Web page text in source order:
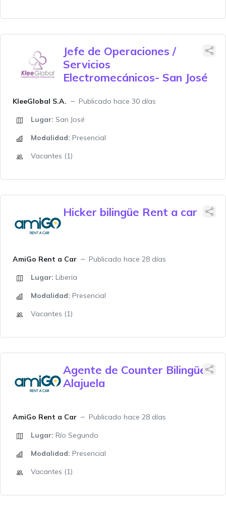
Jefe de Operaciones /
Servicios
Electromecánicos- San José
KleeGlobal S.A.
Publicado hace 30 días
Lugar: San José
Modalidad: Presencial
Vacantes (1)
Hicker bilingüe Rent a car
AmiGo Rent a Car
Publicado hace 28 días
Lugar: Liberia
Modalidad: Presencial
Vacantes (1)
Agente de Counter Bilingüe
Alajuela
AmiGo Rent a Car
Publicado hace 28 días
Lugar: Río Segundo
Modalidad: Presencial
Vacantes (1)